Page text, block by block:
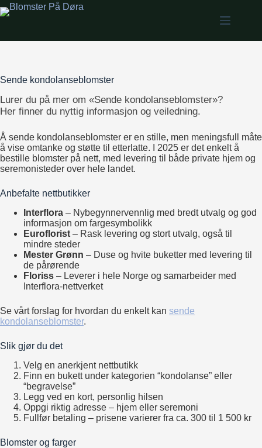
Skip
to
Sende kondolanseblomster
Lurer du på mer om «Sende kondolanseblomster»?
Her finner du nyttig informasjon og veiledning.
Å sende kondolanseblomster er en stille, men meningsfull måte
å vise omtanke og støtte til etterlatte. I 2025 er det enkelt å
bestille blomster på nett, med levering til både private hjem og
seremonisteder over hele landet.
Anbefalte nettbutikker
Interflora – Nybegynnervennlig med bredt utvalg og god
informasjon om fargesymbolikk
Euroflorist – Rask levering og stort utvalg, også til
mindre steder
Mester Grønn – Duse og hvite buketter med levering til
de pårørende
Floriss – Leverer i hele Norge og samarbeider med
Interflora-nettverket
Se vårt forslag for hvordan du enkelt kan sende
kondolanseblomster.
Slik gjør du det
Velg en anerkjent nettbutikk
Finn en bukett under kategorien “kondolanse” eller
“begravelse”
Legg ved en kort, personlig hilsen
Oppgi riktig adresse – hjem eller seremoni
Fullfør betaling – prisene varierer fra ca. 300 til 1 500 kr
Blomster og farger